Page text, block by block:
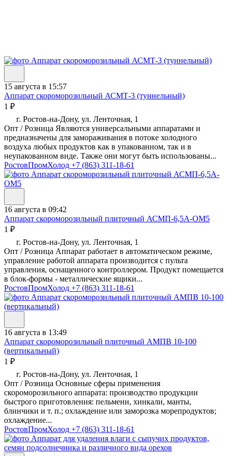
15 августа в 15:57
Аппарат скороморозильный АСМТ-3 (туннельный)
1 ₽
г. Ростов-на-Дону, ул. Ленточная, 1
Опт / Розница Являются универсальными аппаратами и
предназначены для замораживания в потоке холодного
воздуха любых продуктов как в упакованном, так и в
неупакованном виде. Также они могут быть использованы...
РостовПромХолод +7 (863) 311-18-61
16 августа в 09:42
Аппарат скороморозильный плиточный АСМП-6,5А-ОМ5
1 ₽
г. Ростов-на-Дону, ул. Ленточная, 1
Опт / Розница Аппарат работает в автоматическом режиме,
управление работой аппарата производится с пульта
управления, оснащенного контроллером. Продукт помещается
в блок-формы - металлические ящики...
РостовПромХолод +7 (863) 311-18-61
16 августа в 13:49
Аппарат скороморозильный плиточный АМПВ 10-100
(вертикальный)
1 ₽
г. Ростов-на-Дону, ул. Ленточная, 1
Опт / Розница Основные сферы применения
скороморозильного аппарата: производство продукции
быстрого приготовления: пельмени, хинкали, манты,
блинчики и т. п.; охлаждение или заморозка морепродуктов;
охлаждение...
РостовПромХолод +7 (863) 311-18-61